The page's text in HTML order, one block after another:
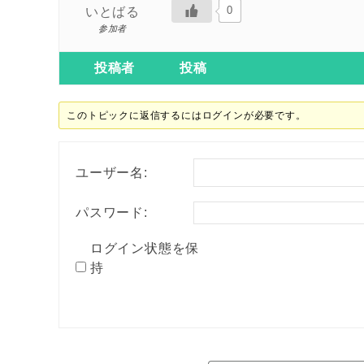
いとばる
参加者
0
投稿者 投稿
このトピックに返信するにはログインが必要です。
ユーザー名:
パスワード:
ログイン状態を保
持